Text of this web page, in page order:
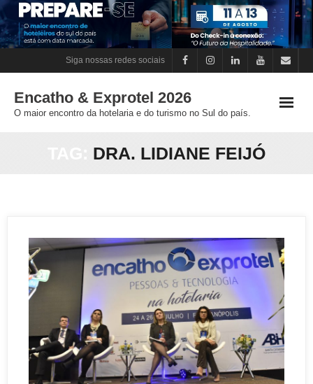
Skip
to
content
Siga nossas redes sociais
Encatho & Exprotel 2026
O maior encontro da hotelaria e do turismo no Sul do país.
TAG: DRA. LIDIANE FEIJÓ